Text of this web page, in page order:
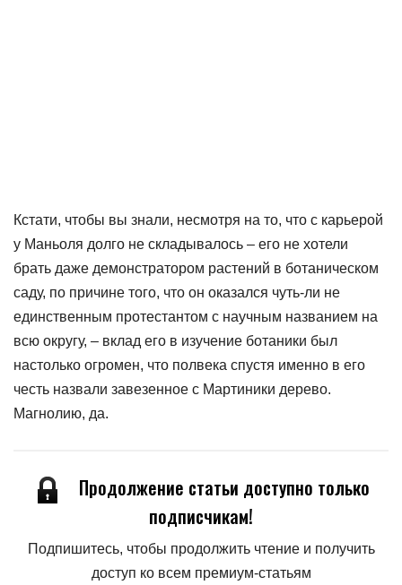
Кстати, чтобы вы знали, несмотря на то, что с карьерой
у Маньоля долго не складывалось – его не хотели
брать даже демонстратором растений в ботаническом
саду, по причине того, что он оказался чуть-ли не
единственным протестантом с научным названием на
всю округу, – вклад его в изучение ботаники был
настолько огромен, что полвека спустя именно в его
честь назвали завезенное с Мартиники дерево.
Магнолию, да.
Продолжение статьи доступно только
подписчикам!
Подпишитесь, чтобы продолжить чтение и получить
доступ ко всем премиум-статьям